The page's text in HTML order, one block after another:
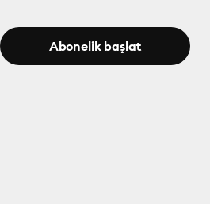
Abonelik başlat